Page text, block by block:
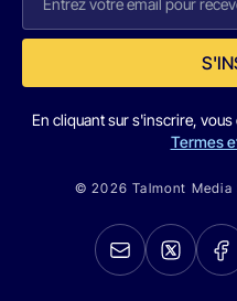
En cliquant sur s'inscrire,
Termes
© 2026 Talmont